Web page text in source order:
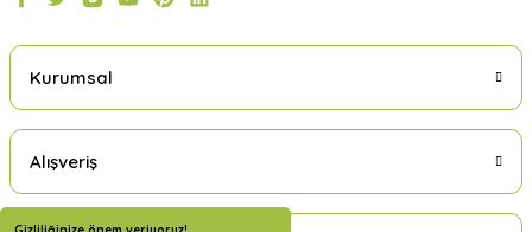
Kurumsal
Alışveriş